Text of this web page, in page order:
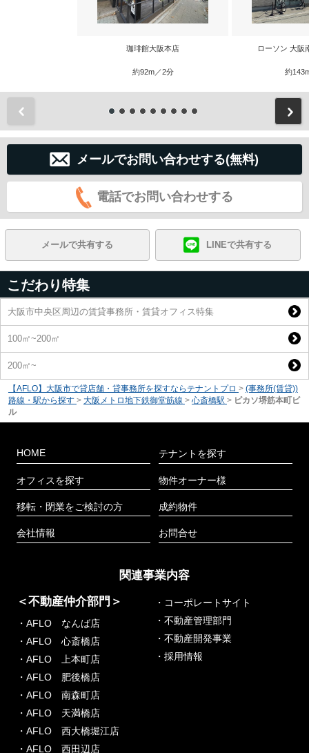
珈琲館大阪本店
約92m／2分
ローソン 大阪
約
メールでお問い合わせする(無料)
電話でお問い合わせする
メールで共有する LINEで共有する
こだわり特集
大阪市中央区周辺の賃貸事務所・賃貸オフィス特集
100㎡~200㎡
200㎡~
【AFLO】大阪市で貸店舗・貸事務所を探すならテナントプロ > (事務所(賃貸))
路線・駅から探す > 大阪メトロ地下鉄御堂筋線 > 心斎橋駅 > ピカソ堺筋本町ビ
ル
HOME
オフィスを探す
移転・閉業をご検討の方
会社情報
テナントを探す
物件オーナー様
成約物件
お問合せ
関連事業内容
＜不動産仲介部門＞
・AFLO なんば店
・AFLO 心斎橋店
・AFLO 上本町店
・AFLO 肥後橋店
・AFLO 南森町店
・AFLO 天満橋店
・AFLO 西大橋堀江店
・AFLO 西田辺店
・コーポレートサイト
・不動産管理部門
・不動産開発事業
・採用情報